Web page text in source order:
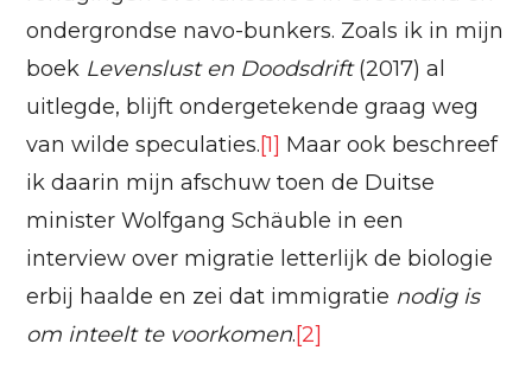
ondergrondse navo-bunkers. Zoals ik in mijn
boek Levenslust en Doodsdrift(2017) al
uitlegde, blijft ondergetekende graag weg
van wilde speculaties.[1] Maar ook beschreef
ik daarin mijn afschuw toen de Duitse
minister Wolfgang Schäuble in een
interview over migratie letterlijk de biologie
erbij haalde en zei dat immigratie nodig is
om inteelt te voorkomen.[2]